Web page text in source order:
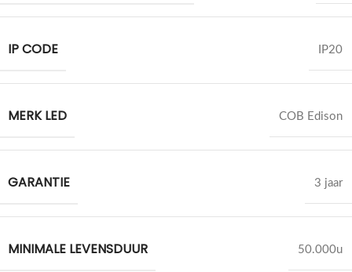
IP CODE IP20
MERK LED COB Edison
GARANTIE 3 jaar
MINIMALE LEVENSDUUR 50.000u